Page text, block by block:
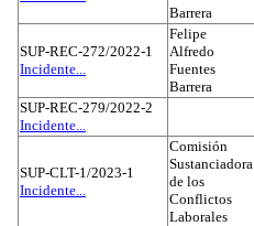
Barrera
SUP-REC-272/2022-1
Incidente...
Felipe
Alfredo
Fuentes
Barrera
SUP-REC-279/2022-2
Incidente...
SUP-CLT-1/2023-1
Incidente...
Comisión
Sustanciadora
de los
Conflictos
Laborales